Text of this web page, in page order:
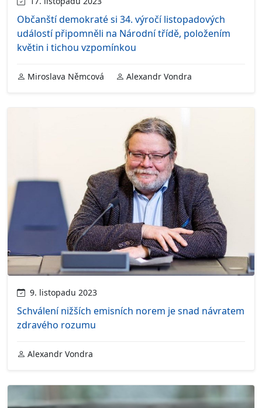
Občanští demokraté si 34. výročí listopadových
událostí připomněli na Národní třídě, položením
květin i tichou vzpomínkou
Miroslava Němcová Alexandr Vondra
9. listopadu 2023
Schválení nižších emisních norem je snad návratem
zdravého rozumu
Alexandr Vondra